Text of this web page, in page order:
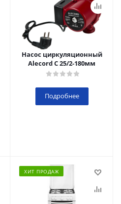
Насос циркуляционный
Alecord C 25/2-180мм
Подробнее
ХИТ ПРОДАЖ